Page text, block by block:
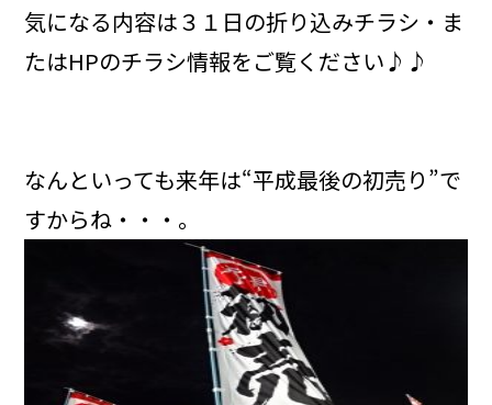
気になる内容は３１日の折り込みチラシ・ま
たはHPのチラシ情報をご覧ください♪♪
なんといっても来年は“平成最後の初売り”で
すからね・・・。